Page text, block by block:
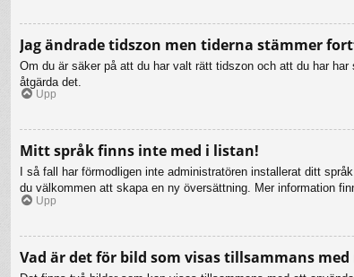
Jag ändrade tidszon men tiderna stämmer
Om du är säker på att du har valt rätt tidszon och att du har
åtgärda det.
Upp
Mitt språk finns inte med i listan!
I så fall har förmodligen inte administratören installerat ditt
du välkommen att skapa en ny översättning. Mer information
Upp
Vad är det för bild som visas tillsammans